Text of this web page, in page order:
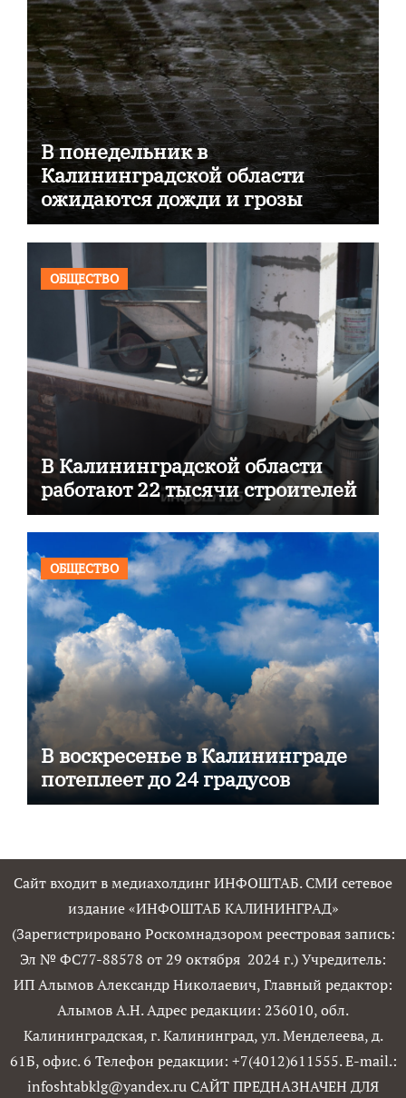
В понедельник в
Калининградской области
ожидаются дожди и грозы
ОБЩЕСТВО
В Калининградской области
работают 22 тысячи строителей
ОБЩЕСТВО
В воскресенье в Калининграде
потеплеет до 24 градусов
Сайт входит в медиахолдинг ИНФОШТАБ. СМИ сетевое
издание «ИНФОШТАБ КАЛИНИНГРАД»
(Зарегистрировано Роскомнадзором реестровая запись:
Эл № ФС77-88578 от 29 октября 2024 г.) Учредитель:
ИП Алымов Александр Николаевич, Главный редактор:
Алымов А.Н. Адрес редакции: 236010, обл.
Калининградская, г. Калининград, ул. Менделеева, д.
61Б, офис. 6 Телефон редакции: +7(4012)611555. E-mail.:
infoshtabklg@yandex.ru САЙТ ПРЕДНАЗНАЧЕН ДЛЯ